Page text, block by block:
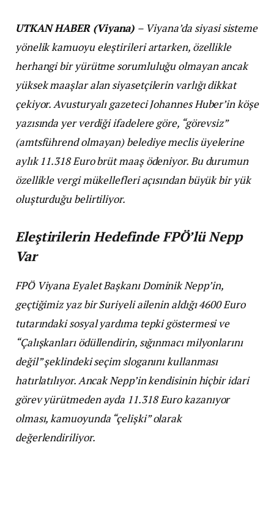
UTKAN HABER (Viyana) – Viyana’da siyasi sisteme
yönelik kamuoyu eleştirileri artarken, özellikle
herhangi bir yürütme sorumluluğu olmayan ancak
yüksek maaşlar alan siyasetçilerin varlığı dikkat
çekiyor. Avusturyalı gazeteci Johannes Huber’in köşe
yazısında yer verdiği ifadelere göre, “görevsiz”
(amtsführend olmayan) belediye meclis üyelerine
aylık 11.318 Euro brüt maaş ödeniyor. Bu durumun
özellikle vergi mükellefleri açısından büyük bir yük
oluşturduğu belirtiliyor.
Eleştirilerin Hedefinde FPÖ’lü Nepp
Var
FPÖ Viyana Eyalet Başkanı Dominik Nepp’in,
geçtiğimiz yaz bir Suriyeli ailenin aldığı 4600 Euro
tutarındaki sosyal yardıma tepki göstermesi ve
“Çalışkanları ödüllendirin, sığınmacı milyonlarını
değil” şeklindeki seçim sloganını kullanması
hatırlatılıyor. Ancak Nepp’in kendisinin hiçbir idari
görev yürütmeden ayda 11.318 Euro kazanıyor
olması, kamuoyunda “çelişki” olarak
değerlendiriliyor.